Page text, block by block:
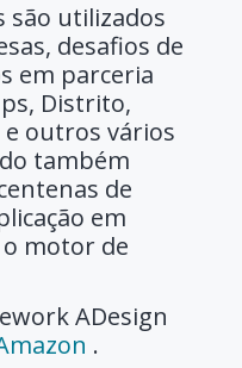
são utilizados
desafios de
em parceria
Distrito,
e outros vários
também
de
em
motor de
ADesign
.